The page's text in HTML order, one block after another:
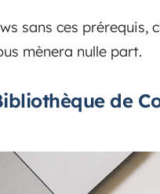
sans ces prérequis,
mènera nulle part.
de